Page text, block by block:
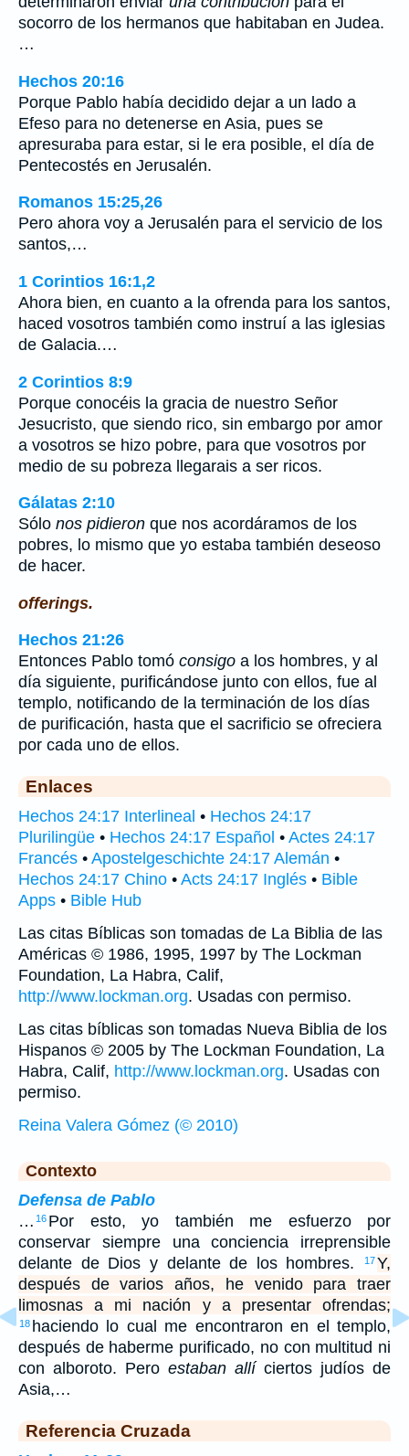
socorro de los hermanos que habitaban en Judea.
…
Hechos 20:16
Porque Pablo había decidido dejar a un lado a
Efeso para no detenerse en Asia, pues se
apresuraba para estar, si le era posible, el día de
Pentecostés en Jerusalén.
Romanos 15:25,26
Pero ahora voy a Jerusalén para el servicio de los
santos,…
1 Corintios 16:1,2
Ahora bien, en cuanto a la ofrenda para los santos,
haced vosotros también como instruí a las iglesias
de Galacia.…
2 Corintios 8:9
Porque conocéis la gracia de nuestro Señor
Jesucristo, que siendo rico, sin embargo por amor
a vosotros se hizo pobre, para que vosotros por
medio de su pobreza llegarais a ser ricos.
Gálatas 2:10
Sólo nos pidieron que nos acordáramos de los
pobres, lo mismo que yo estaba también deseoso
de hacer.
offerings.
Hechos 21:26
Entonces Pablo tomó consigo a los hombres, y al
día siguiente, purificándose junto con ellos, fue al
templo, notificando de la terminación de los días
de purificación, hasta que el sacrificio se ofreciera
por cada uno de ellos.
Enlaces
Hechos 24:17 Interlineal • Hechos 24:17
Plurilingüe • Hechos 24:17 Español • Actes 24:17
Francés • Apostelgeschichte 24:17 Alemán •
Hechos 24:17 Chino • Acts 24:17 Inglés • Bible
Apps • Bible Hub
Las citas Bíblicas son tomadas de La Biblia de las
Américas © 1986, 1995, 1997 by The Lockman
Foundation, La Habra, Calif,
http://www.lockman.org. Usadas con permiso.
Las citas bíblicas son tomadas Nueva Biblia de los
Hispanos © 2005 by The Lockman Foundation, La
Habra, Calif, http://www.lockman.org. Usadas con
permiso.
Reina Valera Gómez (© 2010)
Contexto
Defensa de Pablo
… 16 Por esto, yo también me esfuerzo por
conservar siempre una conciencia irreprensible
delante de Dios y delante de los hombres.
17Y,
después de varios años, he venido para traer
limosnas a mi nación y a presentar ofrendas;
18 haciendo lo cual me encontraron en el templo,
después de haberme purificado, no con multitud ni
con alboroto. Pero estaban allíciertos judíos de
Asia,…
Referencia Cruzada